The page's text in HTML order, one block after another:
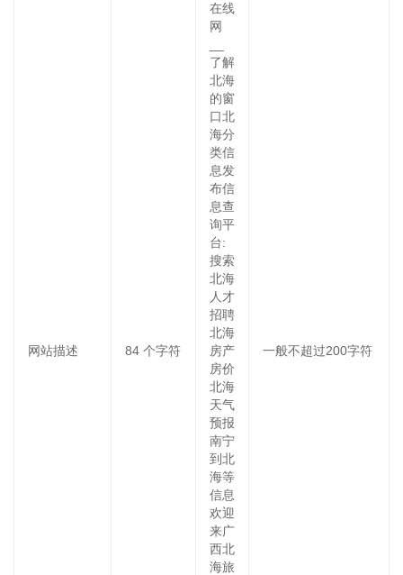
网站描述 84 个字符
在线
网
了解
北海
的窗
口北
海分
类信
息发
布信
息查
询平
台:
搜索
北海
人才
招聘
北海
房产
房价
北海
天气
预报
南宁
到北
海等
信息
欢迎
来广
西北
海旅
一般不超过200字符